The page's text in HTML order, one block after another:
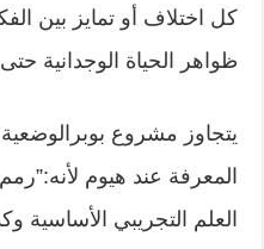
كل اختلاف أو تمايز بين
ظواهر الحياة الوجدانية
يتجاوز مشروع بوبرالوضعية
المعرفة عند هيوم
العلم التجريبي الأساسية